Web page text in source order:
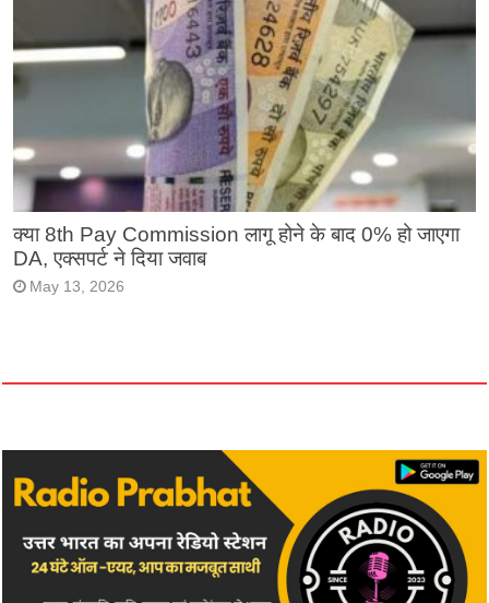
क्या 8th Pay Commission लागू होने के बाद 0% हो जाएगा
DA, एक्सपर्ट ने दिया जवाब
May 13, 2026